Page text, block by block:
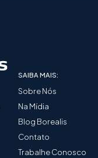
SAIBA MAIS:
Sobre Nós
Na Mídia
Blog Borealis
Contato
Trabalhe Conosco